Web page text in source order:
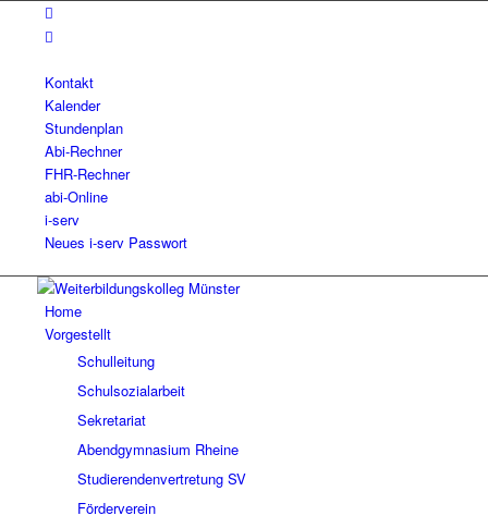
Kontakt
Kalender
Stundenplan
Abi-Rechner
FHR-Rechner
abi-Online
i-serv
Neues i-serv Passwort
Home
Vorgestellt
Schulleitung
Schulsozialarbeit
Sekretariat
Abendgymnasium Rheine
Studierendenvertretung SV
Förderverein